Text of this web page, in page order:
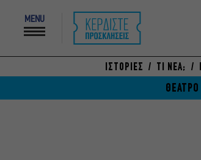
MENU
ΙΣΤΟΡΙΕΣ ΤΙ ΝΕΑ;
ΘΕΑΤΡΟ